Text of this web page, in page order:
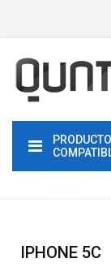
IPHONE 5C